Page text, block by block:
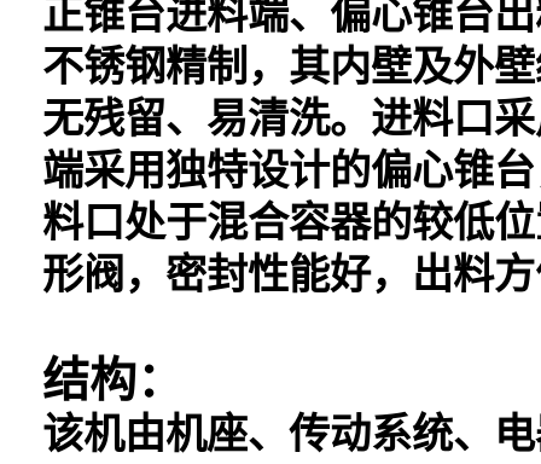
正锥台进料端、偏心锥台
不锈钢精制，其内壁及外
无残留、易清洗。进料口
端采用独特设计的偏心锥
料口处于混合容器的较低
形阀，密封性能好，出料
结构：
该机由机座、传动系统、